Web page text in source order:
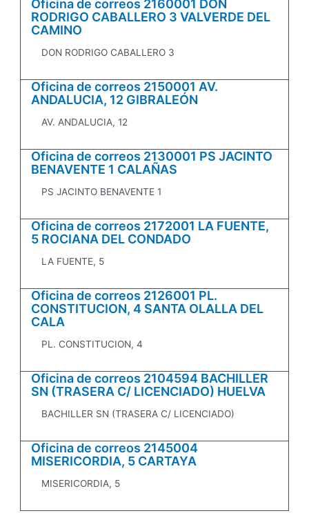
Oficina de correos 2160001 DON
RODRIGO CABALLERO 3 VALVERDE DEL
CAMINO
DON RODRIGO CABALLERO 3
Oficina de correos 2150001 AV.
ANDALUCIA, 12 GIBRALEÓN
AV. ANDALUCIA, 12
Oficina de correos 2130001 PS JACINTO
BENAVENTE 1 CALAÑAS
PS JACINTO BENAVENTE 1
Oficina de correos 2172001 LA FUENTE,
5 ROCIANA DEL CONDADO
LA FUENTE, 5
Oficina de correos 2126001 PL.
CONSTITUCION, 4 SANTA OLALLA DEL
CALA
PL. CONSTITUCION, 4
Oficina de correos 2104594 BACHILLER
SN (TRASERA C/ LICENCIADO) HUELVA
BACHILLER SN (TRASERA C/ LICENCIADO)
Oficina de correos 2145004
MISERICORDIA, 5 CARTAYA
MISERICORDIA, 5